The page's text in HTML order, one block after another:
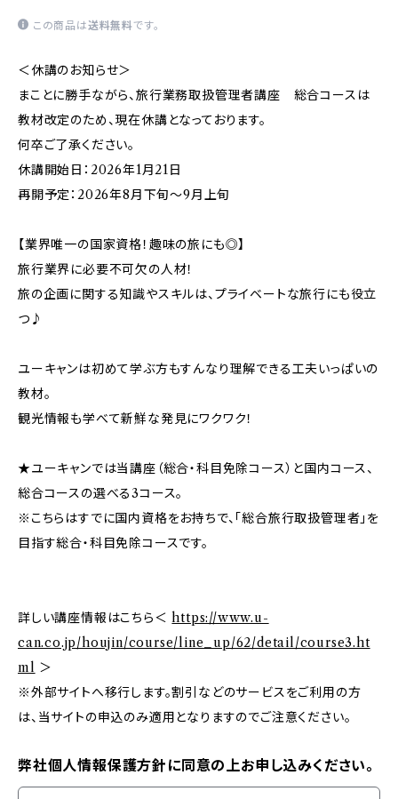
この商品は送料無料です。
＜休講のお知らせ＞
まことに勝手ながら、旅行業務取扱管理者講座 総合コースは
教材改定のため、現在休講となっております。
何卒ご了承ください。
休講開始日：2026年1月21日
再開予定：2026年8月下旬〜9月上旬
【業界唯一の国家資格！趣味の旅にも◎】
旅行業界に必要不可欠の人材！
旅の企画に関する知識やスキルは、プライベートな旅行にも役立
つ♪
ユーキャンは初めて学ぶ方もすんなり理解できる工夫いっぱいの
教材。
観光情報も学べて新鮮な発見にワクワク！
★ユーキャンでは当講座（総合・科目免除コース）と国内コース、
総合コースの選べる3コース。
※こちらはすでに国内資格をお持ちで、「総合旅行取扱管理者」を
目指す総合・科目免除コースです。
詳しい講座情報はこちら＜https://www.u-
can.co.jp/houjin/course/line_up/62/detail/course3.ht
ml ＞
※外部サイトへ移行します。割引などのサービスをご利用の方
は、当サイトの申込のみ適用となりますのでご注意ください。
弊社個人情報保護方針に同意の上お申し込みください。